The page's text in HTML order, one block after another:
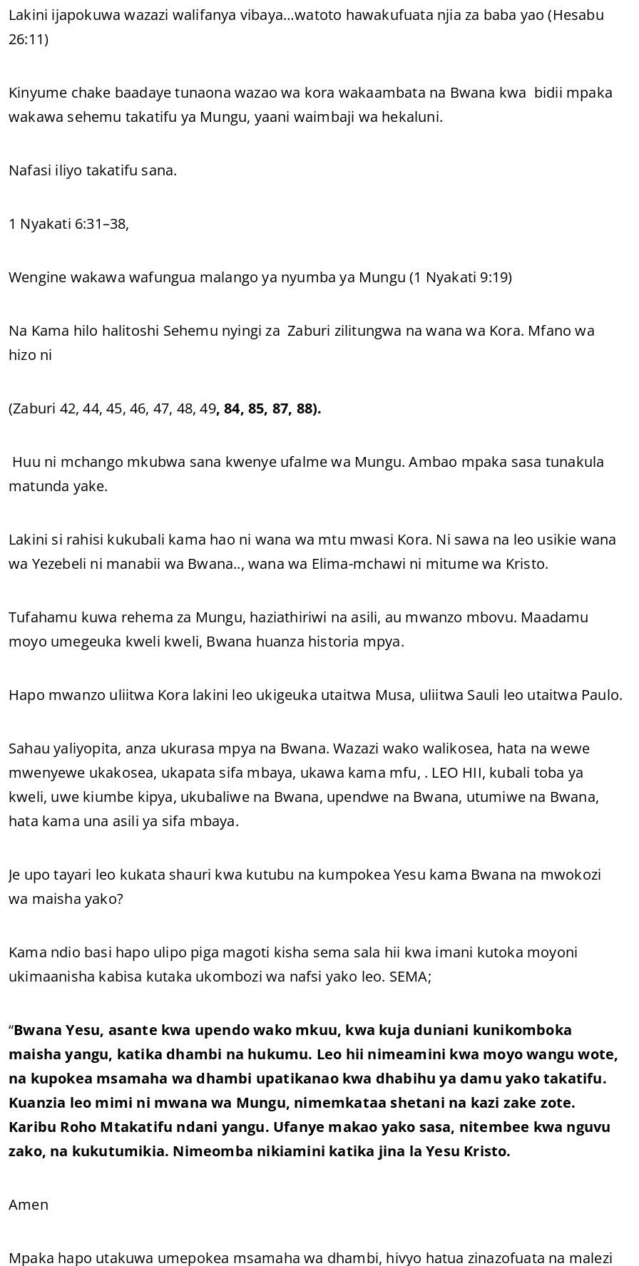
Lakini ijapokuwa wazazi walifanya vibaya…watoto hawakufuata njia za baba yao (Hesabu
26:11)
Kinyume chake baadaye tunaona wazao wa kora wakaambata na Bwana kwa bidii mpaka
wakawa sehemu takatifu ya Mungu, yaani waimbaji wa hekaluni.
Nafasi iliyo takatifu sana.
1 Nyakati 6:31–38,
Wengine wakawa wafungua malango ya nyumba ya Mungu (1 Nyakati 9:19)
Na Kama hilo halitoshi Sehemu nyingi za Zaburi zilitungwa na wana wa Kora. Mfano wa
hizo ni
(Zaburi 42, 44, 45, 46, 47, 48, 49, 84, 85, 87, 88).
Huu ni mchango mkubwa sana kwenye ufalme wa Mungu. Ambao mpaka sasa tunakula
matunda yake.
Lakini si rahisi kukubali kama hao ni wana wa mtu mwasi Kora. Ni sawa na leo usikie wana
wa Yezebeli ni manabii wa Bwana.., wana wa Elima-mchawi ni mitume wa Kristo.
Tufahamu kuwa rehema za Mungu, haziathiriwi na asili, au mwanzo mbovu. Maadamu
moyo umegeuka kweli kweli, Bwana huanza historia mpya.
Hapo mwanzo uliitwa Kora lakini leo ukigeuka utaitwa Musa, uliitwa Sauli leo utaitwa Paulo.
Sahau yaliyopita, anza ukurasa mpya na Bwana. Wazazi wako walikosea, hata na wewe
mwenyewe ukakosea, ukapata sifa mbaya, ukawa kama mfu, . LEO HII, kubali toba ya
kweli, uwe kiumbe kipya, ukubaliwe na Bwana, upendwe na Bwana, utumiwe na Bwana,
hata kama una asili ya sifa mbaya.
Je upo tayari leo kukata shauri kwa kutubu na kumpokea Yesu kama Bwana na mwokozi
wa maisha yako?
Kama ndio basi hapo ulipo piga magoti kisha sema sala hii kwa imani kutoka moyoni
ukimaanisha kabisa kutaka ukombozi wa nafsi yako leo. SEMA;
“Bwana Yesu, asante kwa upendo wako mkuu, kwa kuja duniani kunikomboka
maisha yangu, katika dhambi na hukumu. Leo hii nimeamini kwa moyo wangu wote,
na kupokea msamaha wa dhambi upatikanao kwa dhabihu ya damu yako takatifu.
Kuanzia leo mimi ni mwana wa Mungu, nimemkataa shetani na kazi zake zote.
Karibu Roho Mtakatifu ndani yangu. Ufanye makao yako sasa, nitembee kwa nguvu
zako, na kukutumikia. Nimeomba nikiamini katika jina la Yesu Kristo.
Amen
Mpaka hapo utakuwa umepokea msamaha wa dhambi, hivyo hatua zinazofuata na malezi